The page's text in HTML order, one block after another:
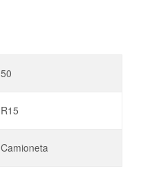
50
R15
Camioneta